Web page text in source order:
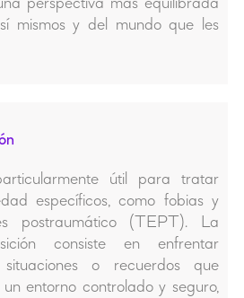
mismos y del mundo que les
útil para tratar
específicos, como fobias y
postraumático (TEPT). La
consiste en enfrentar
o recuerdos que
entorno controlado y seguro,